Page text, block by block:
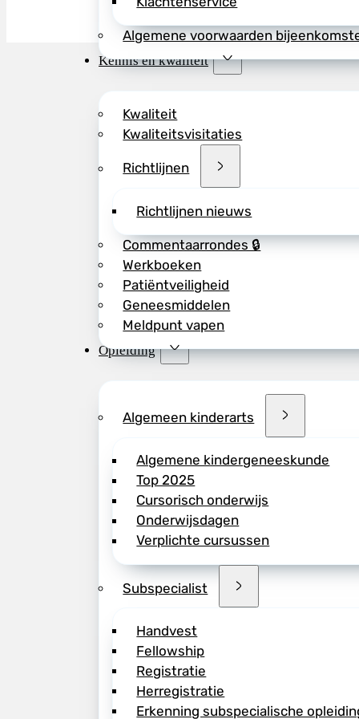
Algemene voorwaarden
Kennis en kwaliteit
Kwaliteit
Kwaliteitsvisitaties
Richtlijnen
Richtlijnen nieuws
Commentaarrondes 🔒
Werkboeken
Patiëntveiligheid
Geneesmiddelen
Meldpunt vapen
Opleiding
Algemeen kinderarts
Algemene kindergeneeskunde
Top 2025
Cursorisch onderwijs
Onderwijsdagen
Verplichte cursussen
Subspecialist
Handvest
Fellowship
Registratie
Herregistratie
Erkenning subspecialische